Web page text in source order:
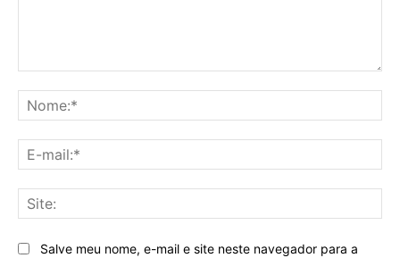
Salve meu nome, e-mail e site neste navegador para a